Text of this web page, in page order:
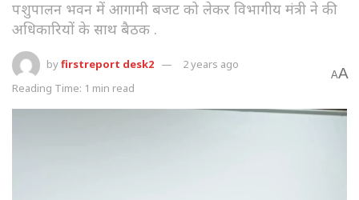
पशुपालन भवन में आगामी बजट को लेकर विभागीय मंत्री ने की
अधिकारियों के साथ बैठक .
byfirstreport desk2
2 years ago
Reading Time: 1 min read
AA